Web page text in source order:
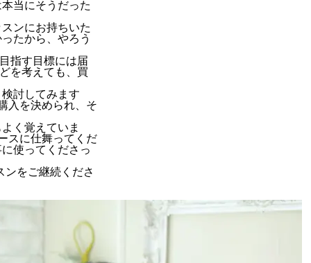
当にそうだった
ンにお持ちいた
たから、 やろう
指す目標には届
を考えても、 買
討してみます
入を決められ、そ
く覚えていま
スに仕舞ってくだ
使ってくださっ
ンをご継続くださ